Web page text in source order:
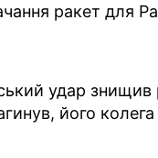
ракет для
удар
його